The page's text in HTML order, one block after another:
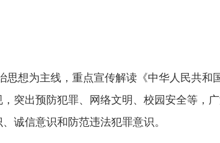
思想为主线，重点宣传解读《中华人民共和
突出预防犯罪、网络文明、校园安全等，
诚信意识和防范违法犯罪意识。